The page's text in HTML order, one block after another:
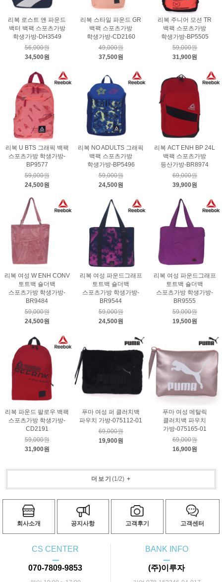
리복 로스트 앤 파운드
백터 백팩 스포츠가방
학생가방-DH3549
56,000원
34,500원
리복 스타일 파운드 GR
백팩 스포츠가방
학생가방-CD2160
49,000원
37,500원
리복 주니어 모션 TR
백팩 스포츠가방
학생가방-BP5505
59,000원
31,900원
리복 U BTS 그래픽 백팩
스포츠가방 학생가방-
BP9577
59,000원
24,500원
리복 NO ADULTS 그래픽
백팩 스포츠가방
학생가방-BP5496
59,000원
24,500원
리복 ACT ENH BP 24L
백팩 스포츠가방
등산가방-BR8974
69,000원
39,900원
리복 여성 W ENH CONV
토트백 숄더백
스포츠가방 학생가방-
BR9484
59,000원
24,500원
리복 여성 파운드그래프
토트백 숄더백
스포츠가방 학생가방-
BR9544
59,000원
24,500원
리복 여성 파운드그래프
토트백 숄더백
스포츠가방 학생가방-
BR9555
59,000원
19,500원
리복 파운드 팔로우 백팩
스포츠가방 학생가방-
CD2191
59,000원
31,900원
푸마 여성 퍼 클러치백
파우치 가방-075112-01
69,000원
19,900원
푸마 여성 메탈릭
클러치백 파우치
가방-075165-01
69,000원
16,900원
더보기 (1/2)+
회사소개 공지사항 고객후기 고객센터
CS CENTER
ㅡ
070-7809-9853
BANK INFO
ㅡ
(주)이루자